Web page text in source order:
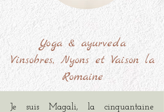
Yoga & ayurveda
Vinsobres, Nyons et Vaison la
Romaine
Je suis Magali, la cinquantaine